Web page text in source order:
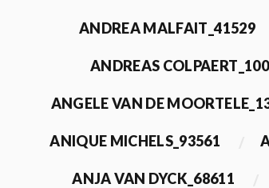
ANDREA MALFAIT_41529
ANDREAS
ANGELE VAN DE
ANIQUE MICHELS_93561
ANJA VAN DYCK_68611